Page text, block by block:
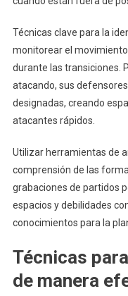
Técnicas clave para la
monitorear el
durante las transiciones.
atacando, sus
designadas, creando
atacantes rápidos.
Utilizar herramientas de
comprensión de las
grabaciones de partidos
espacios y debilidades
conocimientos para la
Técnicas
de manera